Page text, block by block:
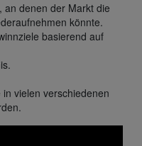
an denen der Markt die
könnte.
basierend auf
vielen verschiedenen